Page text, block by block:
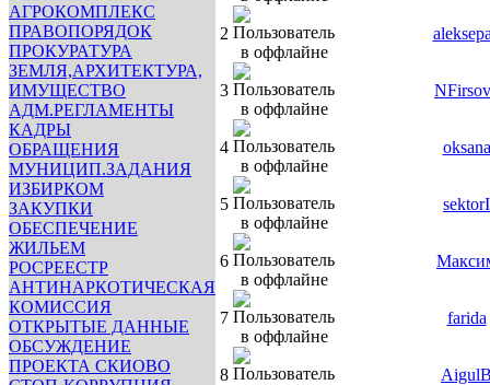
АГРОКОМПЛЕКС
ПРАВОПОРЯДОК
ПРОКУРАТУРА
ЗЕМЛЯ,АРХИТЕКТУРА,
ИМУЩЕСТВО
АДМ.РЕГЛАМЕНТЫ
КАДРЫ
ОБРАЩЕНИЯ
МУНИЦИП.ЗАДАНИЯ
ИЗБИРКОМ
ЗАКУПКИ
ОБЕСПЕЧЕНИЕ
ЖИЛЬЕМ
РОСРЕЕСТР
АНТИНАРКОТИЧЕСКАЯ
КОМИССИЯ
ОТКРЫТЫЕ ДАННЫЕ
ОБСУЖДЕНИЕ
ПРОЕКТА СКИОВО
2
3
4 oksana
5 sektorI
6
7 farida
8